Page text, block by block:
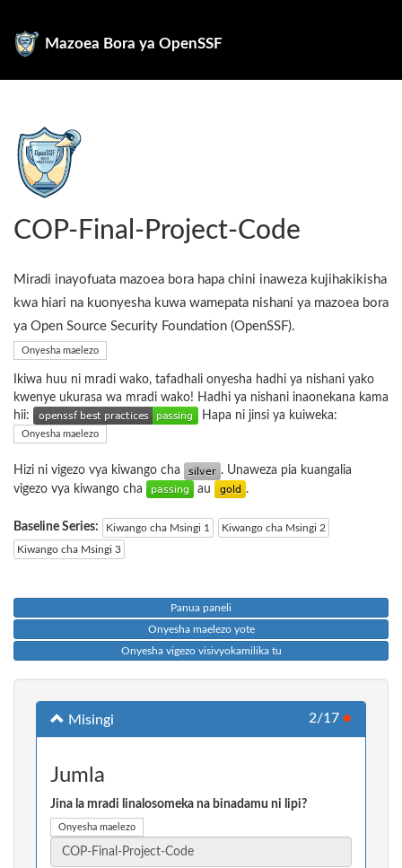
Mazoea Bora ya OpenSSF
COP-Final-Project-Code
Miradi inayofuata mazoea bora hapa chini inaweza kujihakikisha
kwa hiari na kuonyesha kuwa wamepata nishani ya mazoea bora
ya Open Source Security Foundation (OpenSSF).
Onyesha maelezo
Ikiwa huu ni mradi wako, tafadhali onyesha hadhi ya nishani yako
kwenye ukurasa wa mradi wako! Hadhi ya nishani inaonekana kama
hii:
Hapa ni jinsi ya kuiweka:
Onyesha maelezo
Hizi ni vigezo vya kiwango cha
. Unaweza pia kuangalia
vigezo vya kiwango cha
au .
Baseline Series: Kiwango cha Msingi 1
Kiwango cha Msingi 2
Kiwango cha Msingi 3
Panua paneli
Onyesha maelezo yote
Onyesha vigezo visivyokamilika tu
Misingi 2/17 ●
Jumla
Jina la mradi linalosomeka na binadamu ni lipi?
Onyesha maelezo